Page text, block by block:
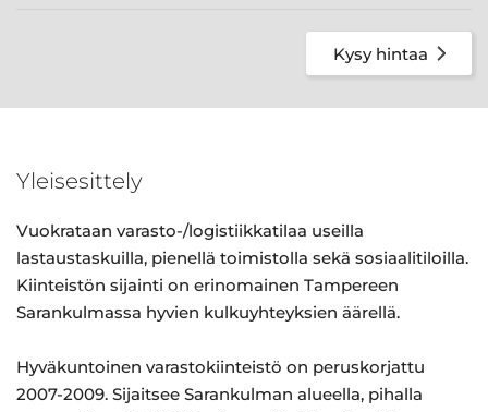
Kysy hintaa
Yleisesittely
Vuokrataan varasto-/logistiikkatilaa useilla
lastaustaskuilla, pienellä toimistolla sekä sosiaalitiloilla.
Kiinteistön sijainti on erinomainen Tampereen
Sarankulmassa hyvien kulkuyhteyksien äärellä.
Hyväkuntoinen varastokiinteistö on peruskorjattu
2007-2009. Sijaitsee Sarankulman alueella, pihalla